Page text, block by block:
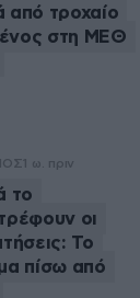
από τροχαίο
στη ΜΕΘ
1 ω. πριν
το
οι
Το
πίσω από